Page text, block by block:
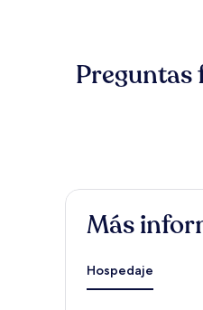
Preguntas
Más
Hospedaje